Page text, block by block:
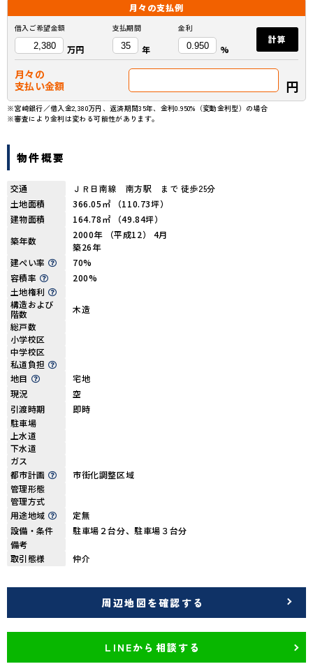
月々の支払例
借入ご希望金額
万円
支払期間
年
金利
%
計算
月々の
支払い金額
円
※宮崎銀行／借入金2,380万円、返済期間35年、金利0.950%（変動金利型）の場合
※審査により金利は変わる可能性があります。
物件概要
交通
ＪＲ日南線 南方駅 まで 徒歩25分
土地面積
366.05㎡ （110.73坪）
建物面積
164.78㎡ （49.84坪）
築年数
2000年 （平成12） 4月
築26年
建ぺい率
70%
容積率
200%
土地権利
構造および
階数
木造
総戸数
小学校区
中学校区
私道負担
地目
宅地
現況
空
引渡時期
即時
駐車場
上水道
下水道
ガス
都市計画
市街化調整区域
管理形態
管理方式
用途地域
定無
設備・条件
駐車場２台分、駐車場３台分
備考
取引態様
仲介
周辺地図を確認する
LINEから相談する